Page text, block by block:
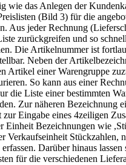
wie das Anlegen der
(Bild 3) für die
Aus jeder Rechnung
zurückgreifen und so
Die Artikelnummer ist
Neben der
Artikel einer Warengruppe
So kann aus einer
die Liste einer bestimmten
Zur näheren Bezeichnung
Eingabe eines 4zeiligen
Einheit Bezeichnungen wie
Verkaufseinheit Stückzahlen,
Darüber hinaus lassen
für die verschiedenen